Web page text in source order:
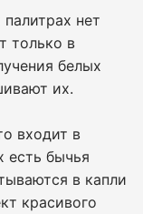
нет
только в
белых
их.
входит в
есть бычья
в капли
красивого